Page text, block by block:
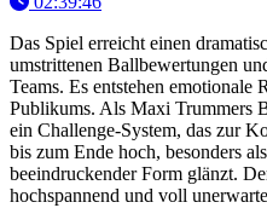
Das Spiel erreicht einen
umstrittenen Ballbewertungen
Teams. Es entstehen emotionale
Publikums. Als Maxi Trummers
ein Challenge-System, das zur
bis zum Ende hoch, besonders
beeindruckender Form glänzt.
hochspannend und voll